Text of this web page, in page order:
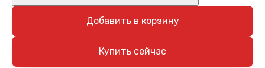
Добавить в корзину